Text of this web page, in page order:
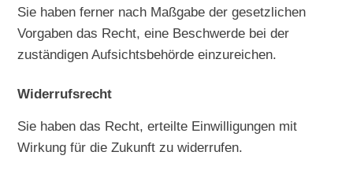
Sie haben ferner nach Maßgabe der gesetzlichen
Vorgaben das Recht, eine Beschwerde bei der
zuständigen Aufsichtsbehörde einzureichen.
Widerrufsrecht
Sie haben das Recht, erteilte Einwilligungen mit
Wirkung für die Zukunft zu widerrufen.